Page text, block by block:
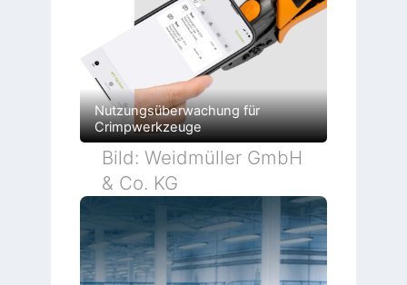
Nutzungsüberwachung für
Crimpwerkzeuge
Bild: Weidmüller GmbH
& Co. KG